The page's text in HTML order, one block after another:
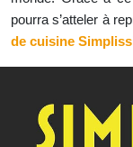
pourra s’atteler à
de cuisine